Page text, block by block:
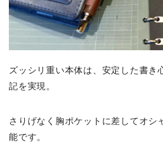
ズッシリ重い本体は、安定した書き
記を実現。
さりげなく胸ポケットに差してオシ
能です。